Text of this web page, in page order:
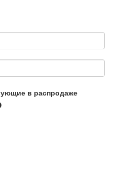
в распродаже